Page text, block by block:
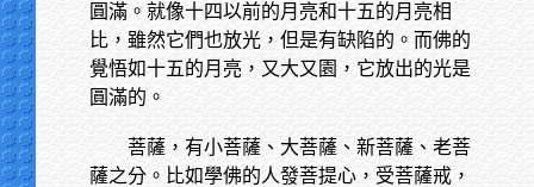
圓滿。就像十四以前的月亮和十五的月亮相
比，雖然它們也放光，但是有缺陷的。而佛的
覺悟如十五的月亮，又大又園，它放出的光是
圓滿的。
菩薩，有小菩薩、大菩薩、新菩薩、老菩
薩之分。比如學佛的人發菩提心，受菩薩戒，